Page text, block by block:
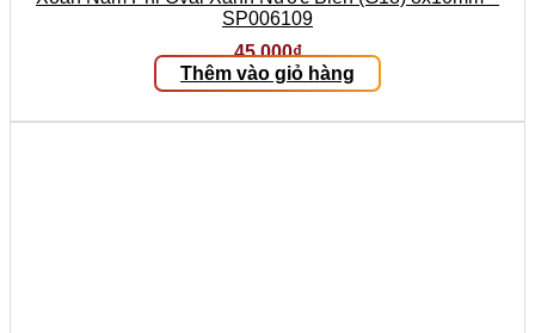
SP006109
45.000₫
Thêm vào giỏ hàng